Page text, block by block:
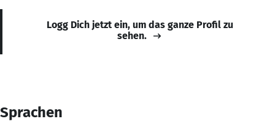
Logg Dich jetzt ein, um das ganze Profil zu
sehen.
Sprachen